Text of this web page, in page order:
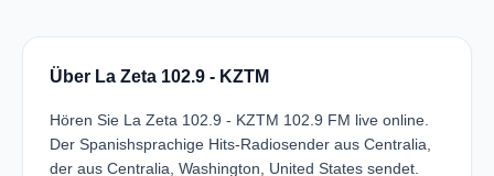
Über La Zeta 102.9 - KZTM
Hören Sie La Zeta 102.9 - KZTM 102.9 FM live online.
Der Spanishsprachige Hits-Radiosender aus Centralia,
der aus Centralia, Washington, United States sendet.